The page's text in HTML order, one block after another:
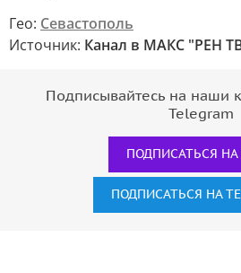
Гео: Севастополь
Источник: Канал в МАКС "РЕН
Подписывайтесь на наши
Telegram
ПОДПИСАТЬСЯ
ПОДПИСАТЬСЯ НА